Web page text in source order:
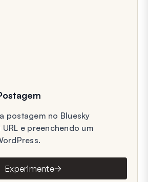
postagem no Bluesky
e preenchendo um
Experimente